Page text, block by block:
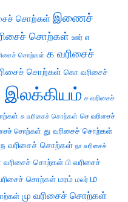
சொற்கள் இணைச்
சொற்கள் ஊர் எ
சொற்கள் க வரிசைச்
சொற்கள் கொ வரிசைச்
ச வரிசைச்
சு வரிசைச் சொற்கள் செ வரிசைச்
சொற்கள் து வரிசைச் சொற்கள்
ந வரிசைச் சொற்கள் நா வரிசைச்
வரிசைச் சொற்கள் பி வரிசைச்
சொற்கள் மரம் மலர் ம
மு வரிசைச் சொற்கள்